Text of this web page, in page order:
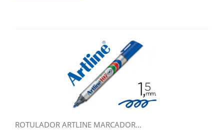
ROTULADOR ARTLINE MARCADOR...